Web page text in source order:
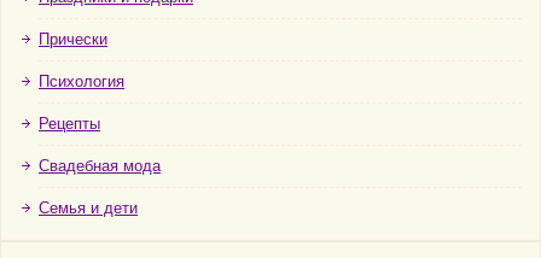
Прически
Психология
Рецепты
Свадебная мода
Семья и дети